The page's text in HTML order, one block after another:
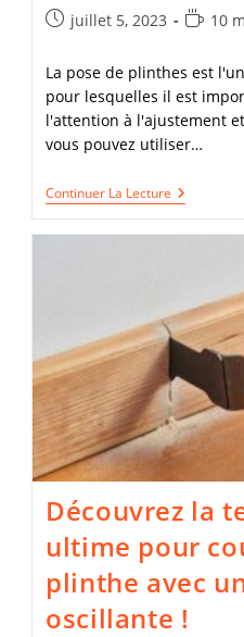
Publication
juillet 5, 2023
Temps
lecture :
10
La pose de plinthes est
pour lesquelles il est
l'attention à l'ajustement
vous pouvez utiliser…
Continuer La Lecture La
Méthode
Plinthes
Avec
Une
Scie
Sauteuse
En
Quelques
Étapes
Simples
Découvrez la
ultime pour
plinthe avec
oscillante !